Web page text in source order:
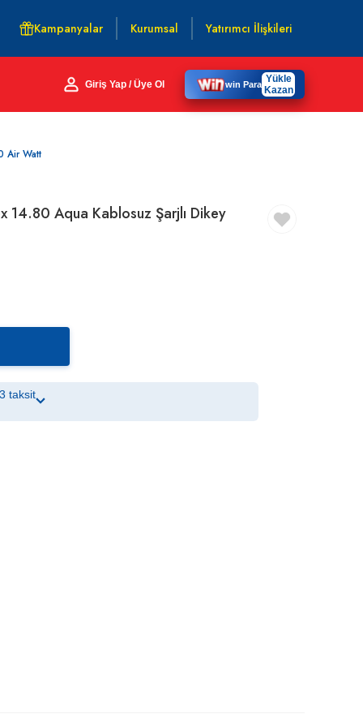
Kampanyalar Kurumsal Yatırımcı İlişkileri
Giriş Yap / Üye Ol win Para Yükle
Kazan
Air Watt
14.80 Aqua Kablosuz Şarjlı Dikey
taksit